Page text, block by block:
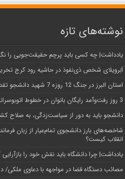
نوشته‌های تازه
یادداشت| ‌چه کسی باید پرچم حقیقت‌جویی را
اَبَر‌ویلای شخص ذی‌نفوذ در حاشیه‌ رود کرج
استان البرز در جنگ 12 روزه 7 شهید دانشجو تقدیم انقلاب کرد
3 روز رفت‌وآمد رایگان بانوان در خطوط اتوبوسرانی شهری کرج
دانشجو باید به دور از سیاست‌زدگی، به صلاح
شاخصه‌های بارز دانشجوی تمام‌عیار از زبان
انقلاب کیست؟
یادداشت| چرا دانشگاه باید نقش خود را بازآرایی
مصائب دستگاه قضا در مواجهه با دعاوی ملکی/